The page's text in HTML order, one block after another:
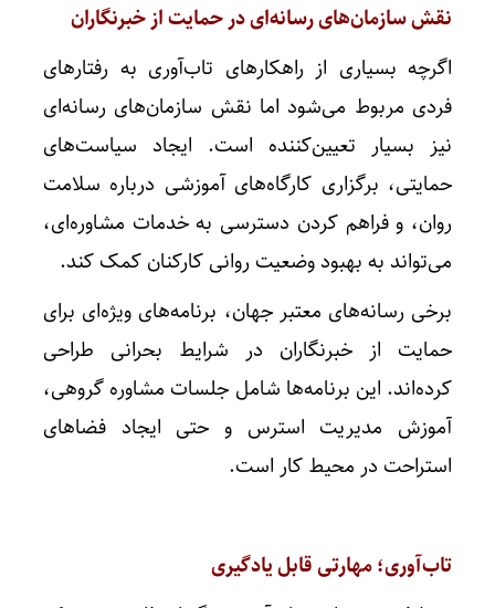
نقش سازمان‌های رسانه‌ای در حمایت از خبرنگاران
اگرچه بسیاری از راهکارهای تاب‌آوری به رفتارهای
فردی مربوط می‌شود اما نقش سازمان‌های رسانه‌ای
نیز بسیار تعیین‌کننده است. ایجاد سیاست‌های
حمایتی، برگزاری کارگاه‌های آموزشی درباره سلامت
روان، و فراهم کردن دسترسی به خدمات مشاوره‌ای،
می‌تواند به بهبود وضعیت روانی کارکنان کمک کند.
برخی رسانه‌های معتبر جهان، برنامه‌های ویژه‌ای برای
حمایت از خبرنگاران در شرایط بحرانی طراحی
کرده‌اند. این برنامه‌ها شامل جلسات مشاوره گروهی،
آموزش مدیریت استرس و حتی ایجاد فضاهای
استراحت در محیط کار است.
تاب‌آوری؛ مهارتی قابل یادگیری